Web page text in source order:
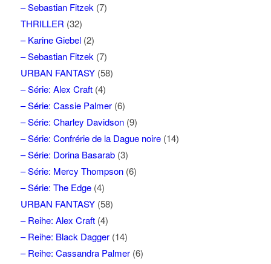
– Sebastian Fitzek (7)
THRILLER (32)
– Karine Giebel(2)
– Sebastian Fitzek (7)
URBAN FANTASY(58)
– Série: Alex Craft(4)
– Série: Cassie Palmer(6)
– Série: Charley Davidson(9)
– Série: Confrérie de la Dague noire(14)
– Série: Dorina Basarab(3)
– Série: Mercy Thompson(6)
– Série: The Edge(4)
URBAN FANTASY(58)
– Reihe: Alex Craft(4)
– Reihe: Black Dagger(14)
– Reihe: Cassandra Palmer(6)